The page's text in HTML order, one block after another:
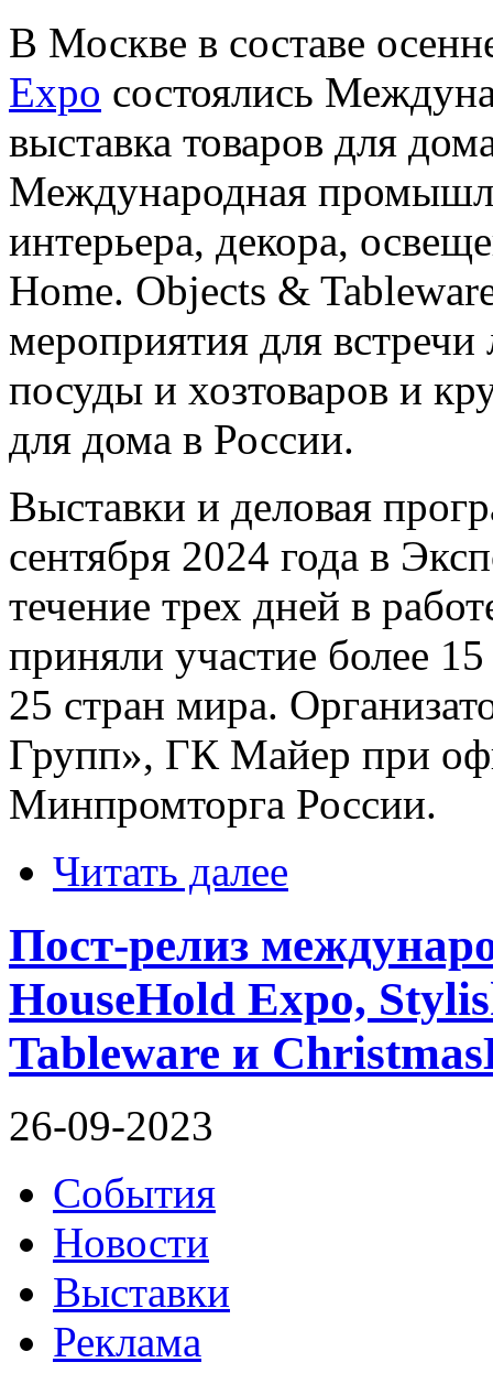
В Москве в составе
Expo состоялись
выставка товаров для
Международная
интерьера, декора,
Home. Objects &
мероприятия для
посуды и хозтоваров и
для дома в России.
Выставки и деловая
сентября 2024 года в
течение трех дней в
приняли участие более
25 стран мира.
Групп», ГК Майер при
Минпромторга России.
Читать далее
Пост-релиз
HouseHold Expo,
Tableware и
26-09-2023
События
Новости
Выставки
Реклама